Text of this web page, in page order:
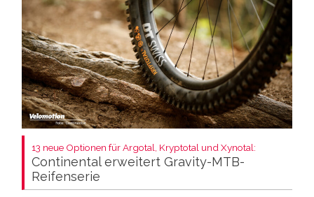
13 neue Optionen für Argotal, Kryptotal und Xynotal:
Continental erweitert Gravity-MTB-
Reifenserie